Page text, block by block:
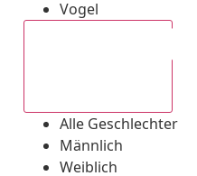
Vogel
Alle Geschlechter
Männlich
Weiblich